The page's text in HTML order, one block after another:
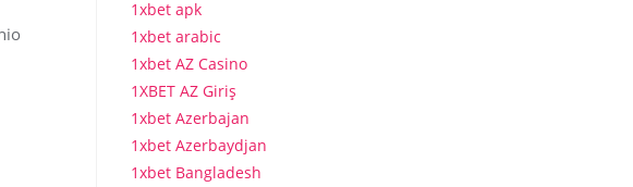
1xbet apk
1xbet arabic
1xbet AZ Casino
1XBET AZ Giriş
1xbet Azerbajan
1xbet Azerbaydjan
1xbet Bangladesh